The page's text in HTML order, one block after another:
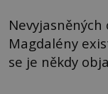
Magdalény
se je někdy